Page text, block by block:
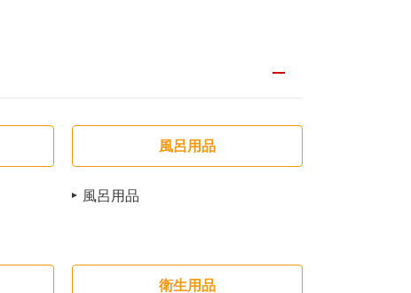
風呂用品
風呂用品
衛生用品